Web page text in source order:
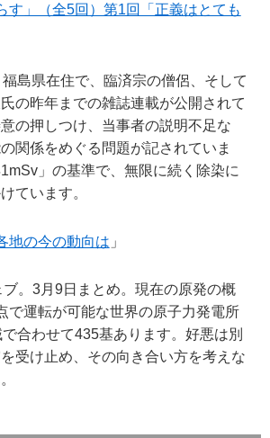
す」（全5回）第1回「正義はとても
福島県在住で、臨済宗の僧侶、そして
の昨年までの雑誌連載が公開されて
の押しつけ、当事者の説明不足な
関係をめぐる問題が記されていま
」の基準で、無限に続く除染に
ています。
の今の動向は 」
。3月9日まとめ。現在の原発の概
で運転が可能な世界の原子力発電所
合わせて435基あります。好悪は別
受け止め、その向き合い方を考えな